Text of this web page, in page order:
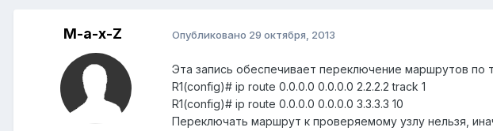
M-a-x-Z Опубликовано 29 октября, 2013
Эта запись обеспечивает переключение маршрутов по
R1(config)# ip route 0.0.0.0 0.0.0.0 2.2.2.2 track 1
R1(config)# ip route 0.0.0.0 0.0.0.0 3.3.3.3 10
Переключать маршрут к проверяемому узлу нельзя,